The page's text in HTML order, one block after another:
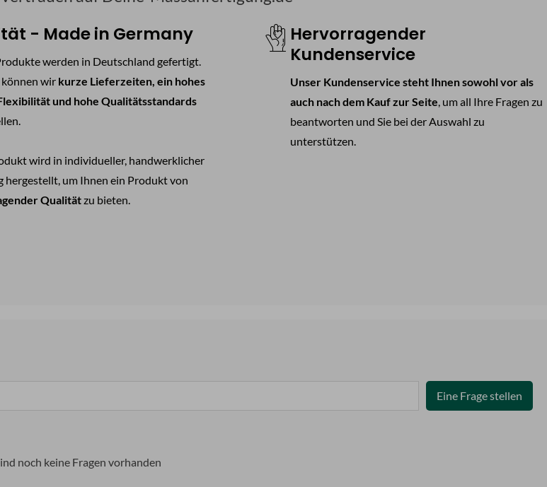
- Made in Germany
werden in Deutschland gefertigt.
wir kurze Lieferzeiten, ein hohes
und hohe Qualitätsstandards
wird in individueller, handwerklicher
hergestellt, um Ihnen ein Produkt von
Qualitätzu bieten.
Hervorragender
Kundenservice
Unser Kundenservice steht Ihnen sowohl vor als
auch nach dem Kauf zur Seite , um all Ihre Fragen zu
beantworten und Sie bei der Auswahl zu
unterstützen.
Eine Frage stellen
noch keine Fragen vorhanden